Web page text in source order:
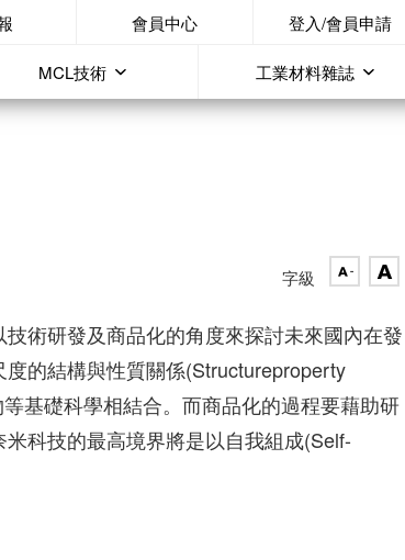
會員中心 登入/會員申請
MCL技術 工業材料雜誌
字級
術研發及商品化的角度來探討未來國內在發
的結構與性質關係(Structureproperty
基礎科學相結合。而商品化的過程要藉助研
科技的最高境界將是以自我組成(Self-